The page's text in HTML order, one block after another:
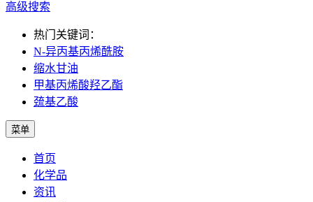
高级搜索
热门关键词：
N-异丙基丙烯酰胺
缩水甘油
甲基丙烯酸羟乙酯
巯基乙酸
菜单
首页
化学品
资讯